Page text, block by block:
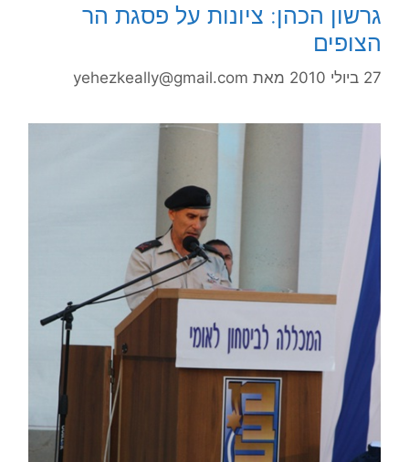
גרשון הכהן: ציונות על פסגת הר
הצופים
27 ביולי 2010 מאת yehezkeally@gmail.com